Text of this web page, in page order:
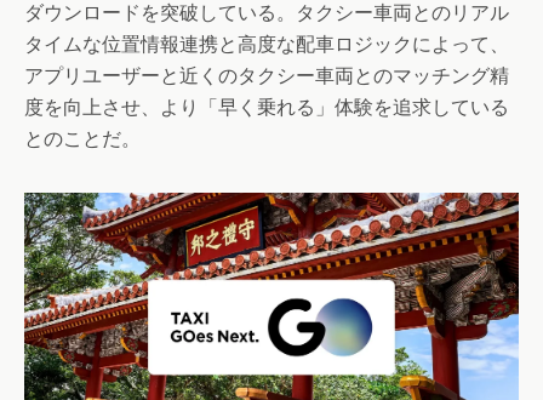
ダウンロードを突破している。タクシー車両とのリアル
タイムな位置情報連携と高度な配車ロジックによって、
アプリユーザーと近くのタクシー車両とのマッチング精
度を向上させ、より「早く乗れる」体験を追求している
とのことだ。